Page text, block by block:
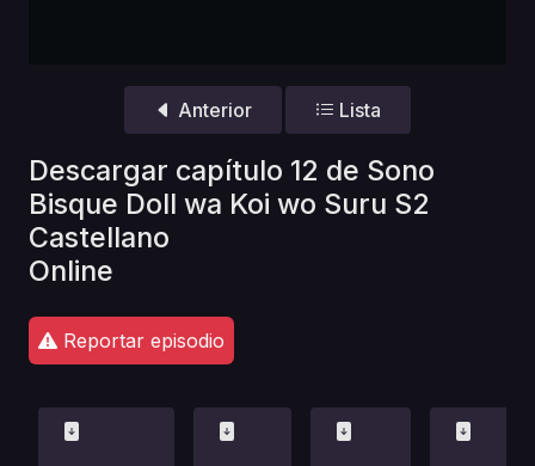
Anterior Lista
Descargar capítulo 12 de Sono
Bisque Doll wa Koi wo Suru S2
Castellano
Online
Reportar episodio